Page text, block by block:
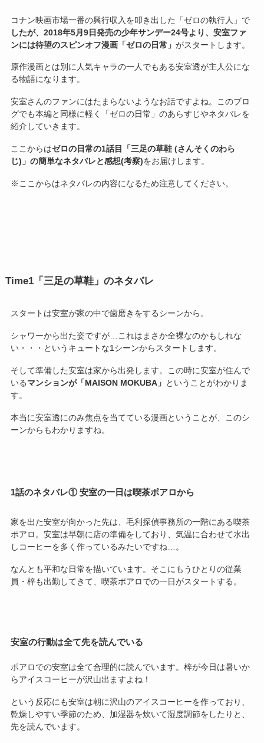
コナン映画市場一番の興行収入を叩き出した「ゼロの執行人」で
したが、2018年5月9日発売の少年サンデー24号より、安室ファ
ンには待望のスピンオフ漫画「ゼロの日常」 がスタートします。
原作漫画とは別に人気キャラの一人でもある安室透が主人公にな
る物語になります。
安室さんのファンにはたまらないようなお話ですよね。このブロ
グでも本編と同様に軽く「ゼロの日常」のあらすじやネタバレを
紹介していきます。
ここからはゼロの日常の1話目「三足の草鞋 (さんそくのわら
じ)」の簡単なネタバレと感想(考察)をお届けします。
※ここからはネタバレの内容になるため注意してください。
Time1「三足の草鞋」のネタバレ
スタートは安室が家の中で歯磨きをするシーンから。
シャワーから出た姿ですが…これはまさか全裸なのかもしれな
い・・・というキュートな1シーンからスタートします。
そして準備した安室は家から出発します。この時に安室が住んで
いるマンションが「MAISON MOKUBA」 ということがわかりま
す。
本当に安室透にのみ焦点を当てている漫画ということが、このシ
ーンからもわかりますね。
1話のネタバレ① 安室の一日は喫茶ポアロから
家を出た安室が向かった先は、毛利探偵事務所の一階にある喫茶
ポアロ。安室は早朝に店の準備をしており、気温に合わせて水出
しコーヒーを多く作っているみたいですね…。
なんとも平和な日常を描いています。そこにもうひとりの従業
員・梓も出勤してきて、喫茶ポアロでの一日がスタートする。
安室の行動は全て先を読んでいる
ポアロでの安室は全て合理的に読んでいます。梓が今日は暑いか
らアイスコーヒーが沢山出ますよね！
という反応にも安室は朝に沢山のアイスコーヒーを作っており、
乾燥しやすい季節のため、加湿器を炊いて湿度調節をしたりと、
先を読んでいます。